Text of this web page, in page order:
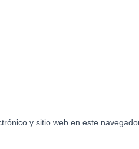
y sitio web en este